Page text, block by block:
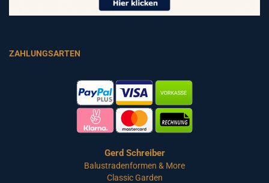
ZAHLUNGSARTEN
Gerd Schreiber
Balustradenformen & More
Classic Garden